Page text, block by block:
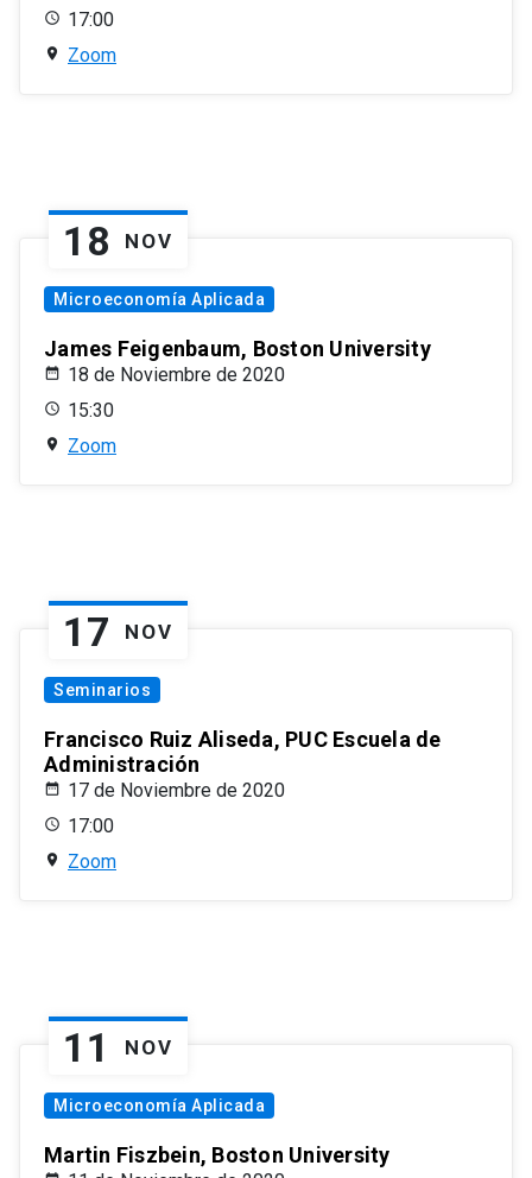
17:00
Zoom
18 NOV
Microeconomía Aplicada
James Feigenbaum, Boston University
18 de Noviembre de 2020
15:30
Zoom
17 NOV
Seminarios
Francisco Ruiz Aliseda, PUC Escuela de
Administración
17 de Noviembre de 2020
17:00
Zoom
11 NOV
Microeconomía Aplicada
Martin Fiszbein, Boston University